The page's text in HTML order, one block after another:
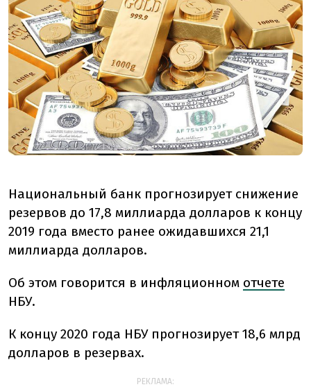
Национальный банк прогнозирует снижение
резервов до 17,8 миллиарда долларов к концу
2019 года вместо ранее ожидавшихся 21,1
миллиарда долларов.
Об этом говорится в инфляционном отчете
НБУ.
К концу 2020 года НБУ прогнозирует 18,6 млрд
долларов в резервах.
РЕКЛАМА: